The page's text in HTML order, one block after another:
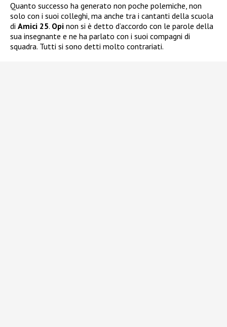
Quanto successo ha generato non poche polemiche, non
solo con i suoi colleghi, ma anche tra i cantanti della scuola
di Amici 25. Opi non si è detto d’accordo con le parole della
sua insegnante e ne ha parlato con i suoi compagni di
squadra. Tutti si sono detti molto contrariati.